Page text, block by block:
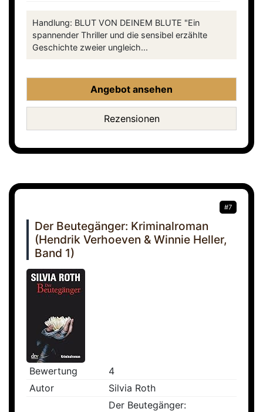
Handlung: BLUT VON DEINEM BLUTE "Ein
spannender Thriller und die sensibel erzählte
Geschichte zweier ungleich...
Angebot ansehen
Rezensionen
#7
Der Beutegänger: Kriminalroman
(Hendrik Verhoeven & Winnie Heller,
Band 1)
Bewertung
4
Autor
Silvia Roth
Der Beutegänger: